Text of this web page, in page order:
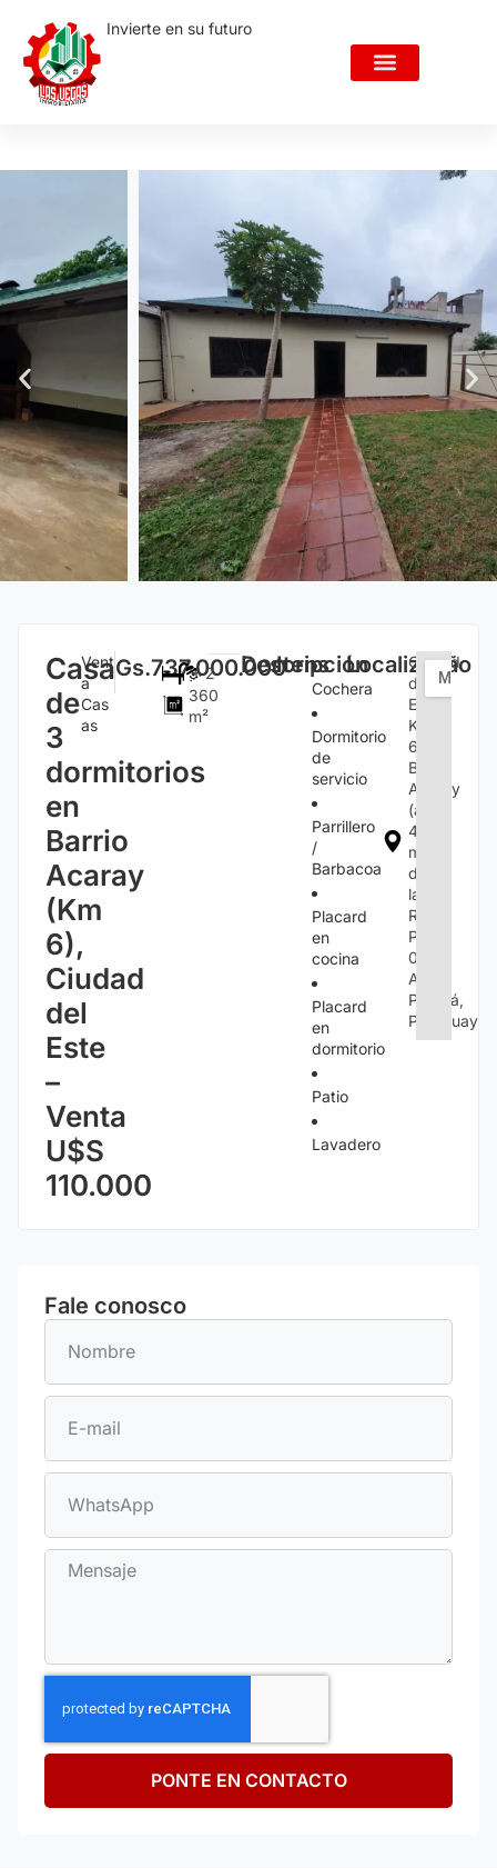
+595 983 622 500
Invierte en su futuro
Casa
de
3
dormitorios
en
Barrio
Acaray
(Km
6),
Ciudad
del
Este
–
Venta
U$S
110.000
Vent
a
Cas
as
Gs.737.000.000
3 2
360
m²
Descripción
Itens
Cochera
Dormitorio
de
servicio
Parrillero
/
Barbacoa
Placard
en
cocina
Placard
en
dormitorio
Patio
Lavadero
Localização
Ciudad
del
Este,
Km
6,
Barrio
Acaray
(a
400
m
de
la
Ruta
PY-
02),
Alto
Paraná,
Paraguay
Fale conosco
PONTE EN CONTACTO